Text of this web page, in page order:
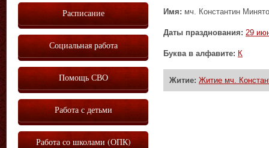
Имя: мч. Константин
Даты празднования: 29
Буква в алфавите: К
Житие: Житие мч.
Расписание
Социальная работа
Помощь СВО
Работа с детьми
Работа со школами (ОПК)